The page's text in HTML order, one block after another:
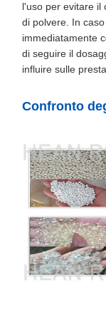
l'uso per evitare il
di polvere. In
immediatamente
di seguire il
influire sulle
Confronto